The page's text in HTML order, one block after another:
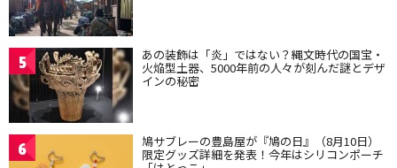
5 あの装飾は「炎」ではない？縄文時代の国宝・
火焔型土器、5000年前の人々が刻んだ謎とデザ
インの秘密
6 鳩サブレーの豊島屋が『鳩の日』（8月10日）
限定グッズ詳細を発表！今年はシリコンポーチ